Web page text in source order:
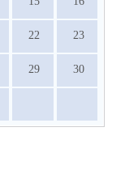
22 23
29 30